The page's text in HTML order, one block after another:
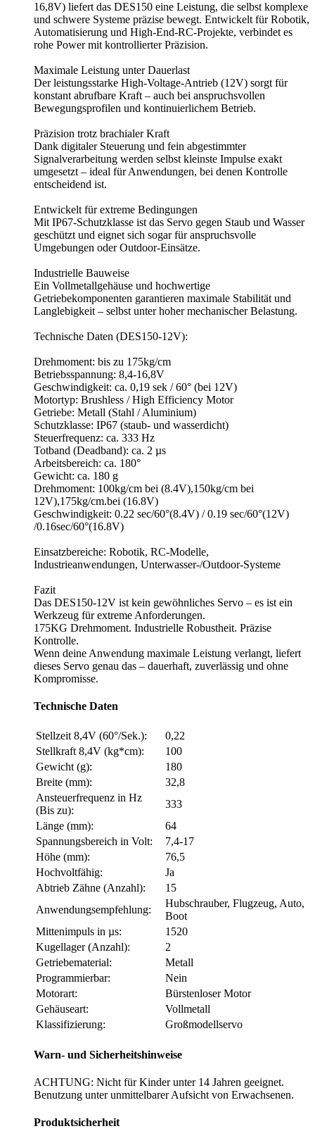
16,8V) liefert das DES150 eine Leistung, die selbst komplexe
und schwere Systeme präzise bewegt. Entwickelt für Robotik,
Automatisierung und High-End-RC-Projekte, verbindet es
rohe Power mit kontrollierter Präzision.
Maximale Leistung unter Dauerlast
Der leistungsstarke High-Voltage-Antrieb (12V) sorgt für
konstant abrufbare Kraft – auch bei anspruchsvollen
Bewegungsprofilen und kontinuierlichem Betrieb.
Präzision trotz brachialer Kraft
Dank digitaler Steuerung und fein abgestimmter
Signalverarbeitung werden selbst kleinste Impulse exakt
umgesetzt – ideal für Anwendungen, bei denen Kontrolle
entscheidend ist.
Entwickelt für extreme Bedingungen
Mit IP67-Schutzklasse ist das Servo gegen Staub und Wasser
geschützt und eignet sich sogar für anspruchsvolle
Umgebungen oder Outdoor-Einsätze.
Industrielle Bauweise
Ein Vollmetallgehäuse und hochwertige
Getriebekomponenten garantieren maximale Stabilität und
Langlebigkeit – selbst unter hoher mechanischer Belastung.
Technische Daten (DES150-12V):
Drehmoment: bis zu 175kg/cm
Betriebsspannung: 8,4-16,8V
Geschwindigkeit: ca. 0,19 sek / 60° (bei 12V)
Motortyp: Brushless / High Efficiency Motor
Getriebe: Metall (Stahl / Aluminium)
Schutzklasse: IP67 (staub- und wasserdicht)
Steuerfrequenz: ca. 333 Hz
Totband (Deadband): ca. 2 µs
Arbeitsbereich: ca. 180°
Gewicht: ca. 180 g
Drehmoment: 100kg/cm bei (8.4V),150kg/cm bei
12V),175kg/cm.bei (16.8V)
Geschwindigkeit: 0.22 sec/60°(8.4V) / 0.19 sec/60°(12V)
/0.16sec/60°(16.8V)
Einsatzbereiche: Robotik, RC-Modelle,
Industrieanwendungen, Unterwasser-/Outdoor-Systeme
Fazit
Das DES150-12V ist kein gewöhnliches Servo – es ist ein
Werkzeug für extreme Anforderungen.
175KG Drehmoment. Industrielle Robustheit. Präzise
Kontrolle.
Wenn deine Anwendung maximale Leistung verlangt, liefert
dieses Servo genau das – dauerhaft, zuverlässig und ohne
Kompromisse.
Technische Daten
Stellzeit 8,4V (60°/Sek.):
0,22
Stellkraft 8,4V (kg*cm):
100
Gewicht (g):
180
Breite (mm):
32,8
Ansteuerfrequenz in Hz
(Bis zu):
333
Länge (mm):
64
Spannungsbereich in Volt:
7,4-17
Höhe (mm):
76,5
Hochvoltfähig:
Ja
Abtrieb Zähne (Anzahl):
15
Anwendungsempfehlung:
Hubschrauber, Flugzeug, Auto,
Boot
Mittenimpuls in µs:
1520
Kugellager (Anzahl):
2
Getriebematerial:
Metall
Programmierbar:
Nein
Motorart:
Bürstenloser Motor
Gehäuseart:
Vollmetall
Klassifizierung:
Großmodellservo
Warn- und Sicherheitshinweise
ACHTUNG: Nicht für Kinder unter 14 Jahren geeignet.
Benutzung unter unmittelbarer Aufsicht von Erwachsenen.
Produktsicherheit